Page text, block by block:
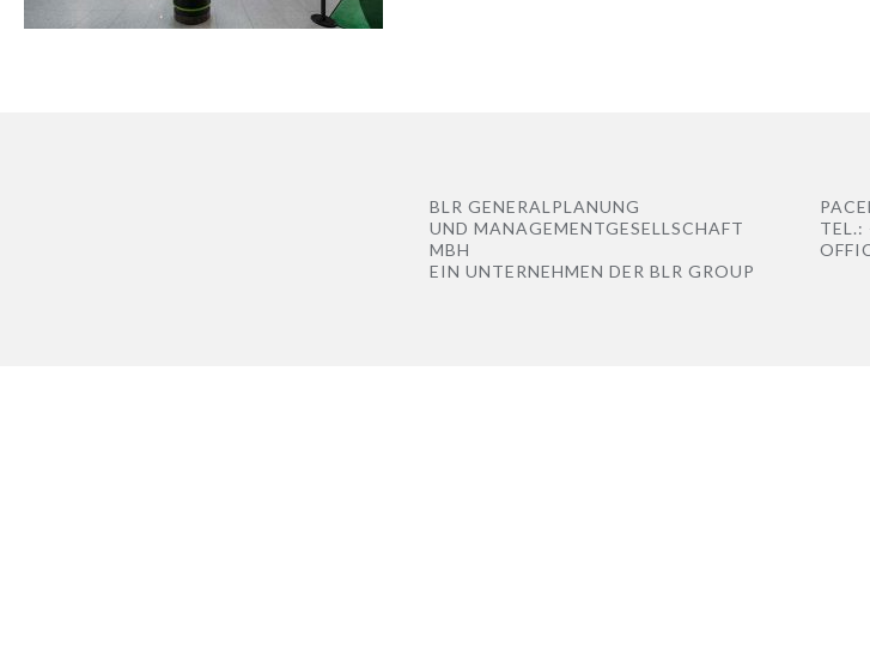
BLR GENERALPLANUNG
UND MANAGEMENTGESELLSCHAFT
MBH
EIN UNTERNEHMEN DERBLR GROUP
TEL.: